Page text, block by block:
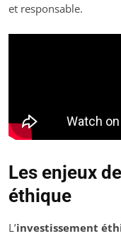
et responsable.
Les enjeux
éthique
L’investissement